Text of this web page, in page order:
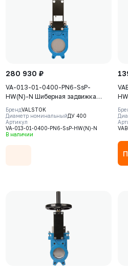
280 930 ₽
VA-013-01-0400-PN6-SsP-
HW(N)-N Шиберная задвижка
Valstok, серия VA, DN0400, PN6,
штурвал, невыдвижной шток,
корпус GJS-400-15 (GGG40), нож
AISI304, седловое уплотнение
БрендVALSTOK
Диаметр номинальныйДУ 400
Артикул
VA-013-01-0400-PN6-SsP-HW(N)-N
В наличии